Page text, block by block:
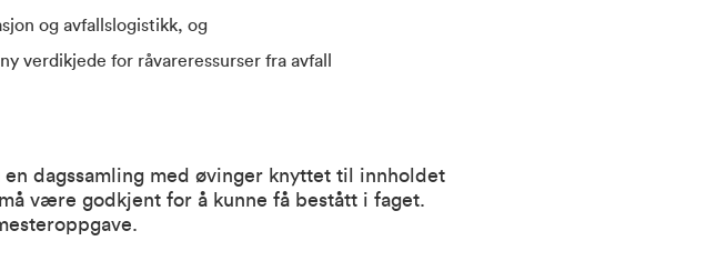
og avfallslogistikk, og
verdikjede for råvareressurser fra avfall
dagssamling med øvinger knyttet til innholdet
være godkjent for å kunne få bestått i faget.